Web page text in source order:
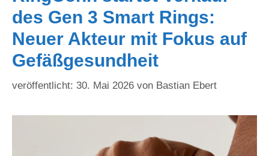
des Gen 3 Smart Rings:
Neuer Akteur mit Fokus auf
Gefäßgesundheit
30. Mai 2026 von Bastian Ebert